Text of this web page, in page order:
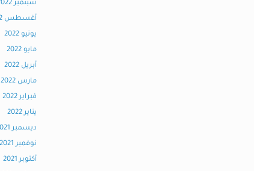
سبتمبر 2022
أغسطس 2022
يونيو 2022
مايو 2022
أبريل 2022
مارس 2022
فبراير 2022
يناير 2022
ديسمبر 2021
نوفمبر 2021
أكتوبر 2021